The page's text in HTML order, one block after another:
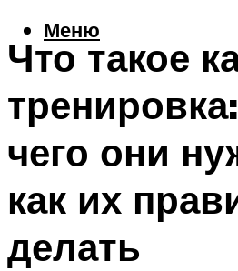
Меню
Что такое
чего они
как их
делать